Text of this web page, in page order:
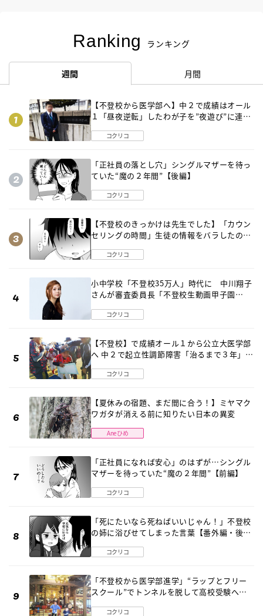
Ranking ランキング
週間 月間
【不登校から医学部へ】中２で成績はオール
１「昼夜逆転」したわが子を”夜遊び”に連れ
コクリコ
「正社員の落とし穴」シングルマザーを待っ
ていた“魔の２年間”【後編】
コクリコ
【不登校のきっかけは先生でした】「カウン
セリングの時間」生徒の情報をバラしたの
コクリコ
小中学校「不登校35万人」時代に 中川翔子
さんが審査委員長「不登校生動画甲子園
コクリコ
【不登校】で成績オール１から公立大医学部
へ 中２で起立性調節障害「治るまで３年」の
コクリコ
【夏休みの宿題、まだ間に合う！】ミヤマク
ワガタが消える前に知りたい日本の異変
Aneひめ
「正社員になれば安心」のはずが…シングル
マザーを待っていた“魔の２年間”【前編】
コクリコ
「死にたいなら死ねばいいじゃん！」不登校
の姉に浴びせてしまった言葉【番外編・後
コクリコ
「不登校から医学部進学」“ラップとフリー
スクール”でトンネルを脱して高校受験へ
コクリコ